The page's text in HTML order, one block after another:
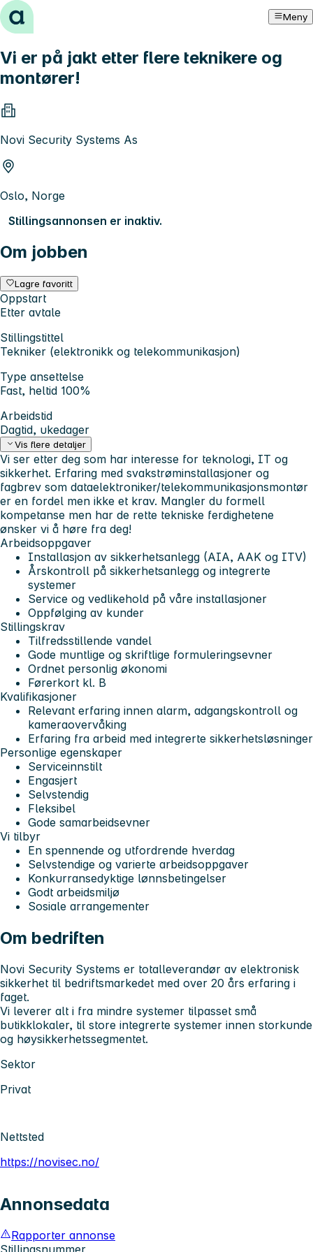
Hopp til innhold Meny
Vi er på jakt etter flere teknikere og
montører!
Novi Security Systems As
Oslo, Norge
Stillingsannonsen er inaktiv.
Om jobben
Lagre favoritt
Oppstart
Etter avtale
Stillingstittel
Tekniker (elektronikk og telekommunikasjon)
Type ansettelse
Fast, heltid 100%
Arbeidstid
Dagtid, ukedager
Vis flere detaljer
Vi ser etter deg som har interesse for teknologi, IT og
sikkerhet. Erfaring med svakstrøminstallasjoner og
fagbrev som dataelektroniker/telekommunikasjonsmontør
er en fordel men ikke et krav. Mangler du formell
kompetanse men har de rette tekniske ferdighetene
ønsker vi å høre fra deg!
Arbeidsoppgaver
Installasjon av sikkerhetsanlegg (AIA, AAK og ITV)
Årskontroll på sikkerhetsanlegg og integrerte
systemer
Service og vedlikehold på våre installasjoner
Oppfølging av kunder
Stillingskrav
Tilfredsstillende vandel
Gode muntlige og skriftlige formuleringsevner
Ordnet personlig økonomi
Førerkort kl. B
Kvalifikasjoner
Relevant erfaring innen alarm, adgangskontroll og
kameraovervåking
Erfaring fra arbeid med integrerte sikkerhetsløsninger
Personlige egenskaper
Serviceinnstilt
Engasjert
Selvstendig
Fleksibel
Gode samarbeidsevner
Vi tilbyr
En spennende og utfordrende hverdag
Selvstendige og varierte arbeidsoppgaver
Konkurransedyktige lønnsbetingelser
Godt arbeidsmiljø
Sosiale arrangementer
Om bedriften
Novi Security Systems er totalleverandør av elektronisk
sikkerhet til bedriftsmarkedet med over 20 års erfaring i
faget.
Vi leverer alt i fra mindre systemer tilpasset små
butikklokaler, til store integrerte systemer innen storkunde
og høysikkerhetssegmentet.
Sektor
Privat
Nettsted
https://novisec.no/
Annonsedata
Rapporter annonse
Stillingsnummer